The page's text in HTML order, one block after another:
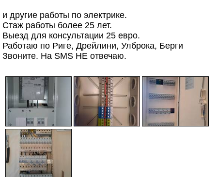
и другие работы по электрике.
Стаж работы более 25 лет.
Выезд для консультации 25 евро.
Работаю по Риге, Дрейлини, Улброка, Берги
Звоните. На SMS НЕ отвечаю.